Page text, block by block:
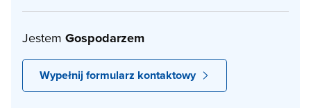
Jestem Gospodarzem
Wypełnij formularz kontaktowy